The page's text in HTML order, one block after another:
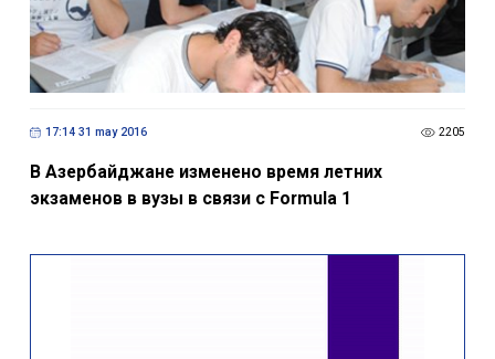
17:14 31 may 2016 2205
В Азербайджане изменено время летних
экзаменов в вузы в связи с Formula 1